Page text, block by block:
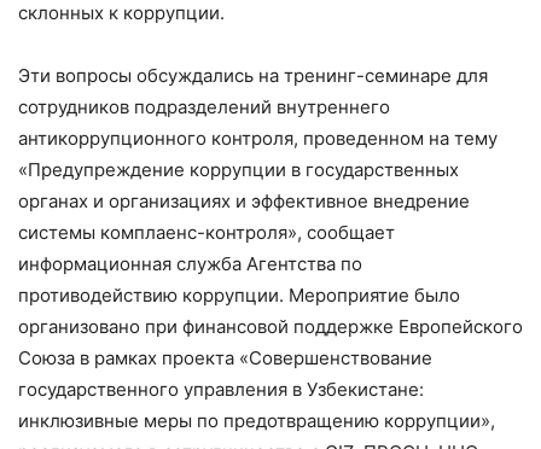
склонных к коррупции.
Эти вопросы обсуждались на тренинг-семинаре для
сотрудников подразделений внутреннего
антикоррупционного контроля, проведенном на тему
«Предупреждение коррупции в государственных
органах и организациях и эффективное внедрение
системы комплаенс-контроля», сообщает
информационная служба Агентства по
противодействию коррупции. Мероприятие было
организовано при финансовой поддержке Европейского
Союза в рамках проекта «Совершенствование
государственного управления в Узбекистане:
инклюзивные меры по предотвращению коррупции»,